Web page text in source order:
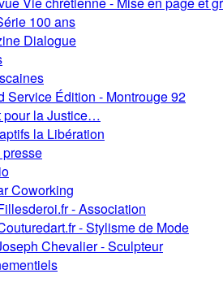
100 ans
Dialogue
Service Édition - Montrouge 92
pour la Justice…
la Libération
Coworking
- Association
- Stylisme de Mode
Chevalier - Sculpteur